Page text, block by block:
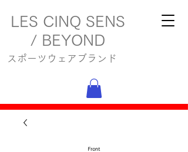
LES CINQ SENS
/ BEYOND
スポーツウェアブランド